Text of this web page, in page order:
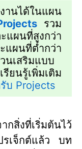
านได้ในแผน
รวม
ผนที่สูงกว่า
ผนที่ต่ำกว่า
นเสริมแบบ
ยนรู้เพิ่มเติม
รับ Projects
กสิ่งที่เริ่มต้นไว้
รเจ็กต์แล้ว บท